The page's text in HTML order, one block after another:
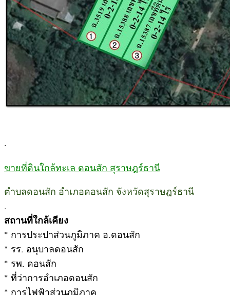
.
ขายที่ดินใกล้ทะเล ดอนสัก สุราษฎร์ธานี
ตำบลดอนสัก อำเภอดอนสัก จังหวัดสุราษฎร์ธานี
.
สถานที่ใกล้เคียง
* การประปาส่วนภูมิภาค อ.ดอนสัก
* รร. อนุบาลดอนสัก
* รพ. ดอนสัก
* ที่ว่าการอำเภอดอนสัก
* การไฟฟ้าส่วนภูมิภาค